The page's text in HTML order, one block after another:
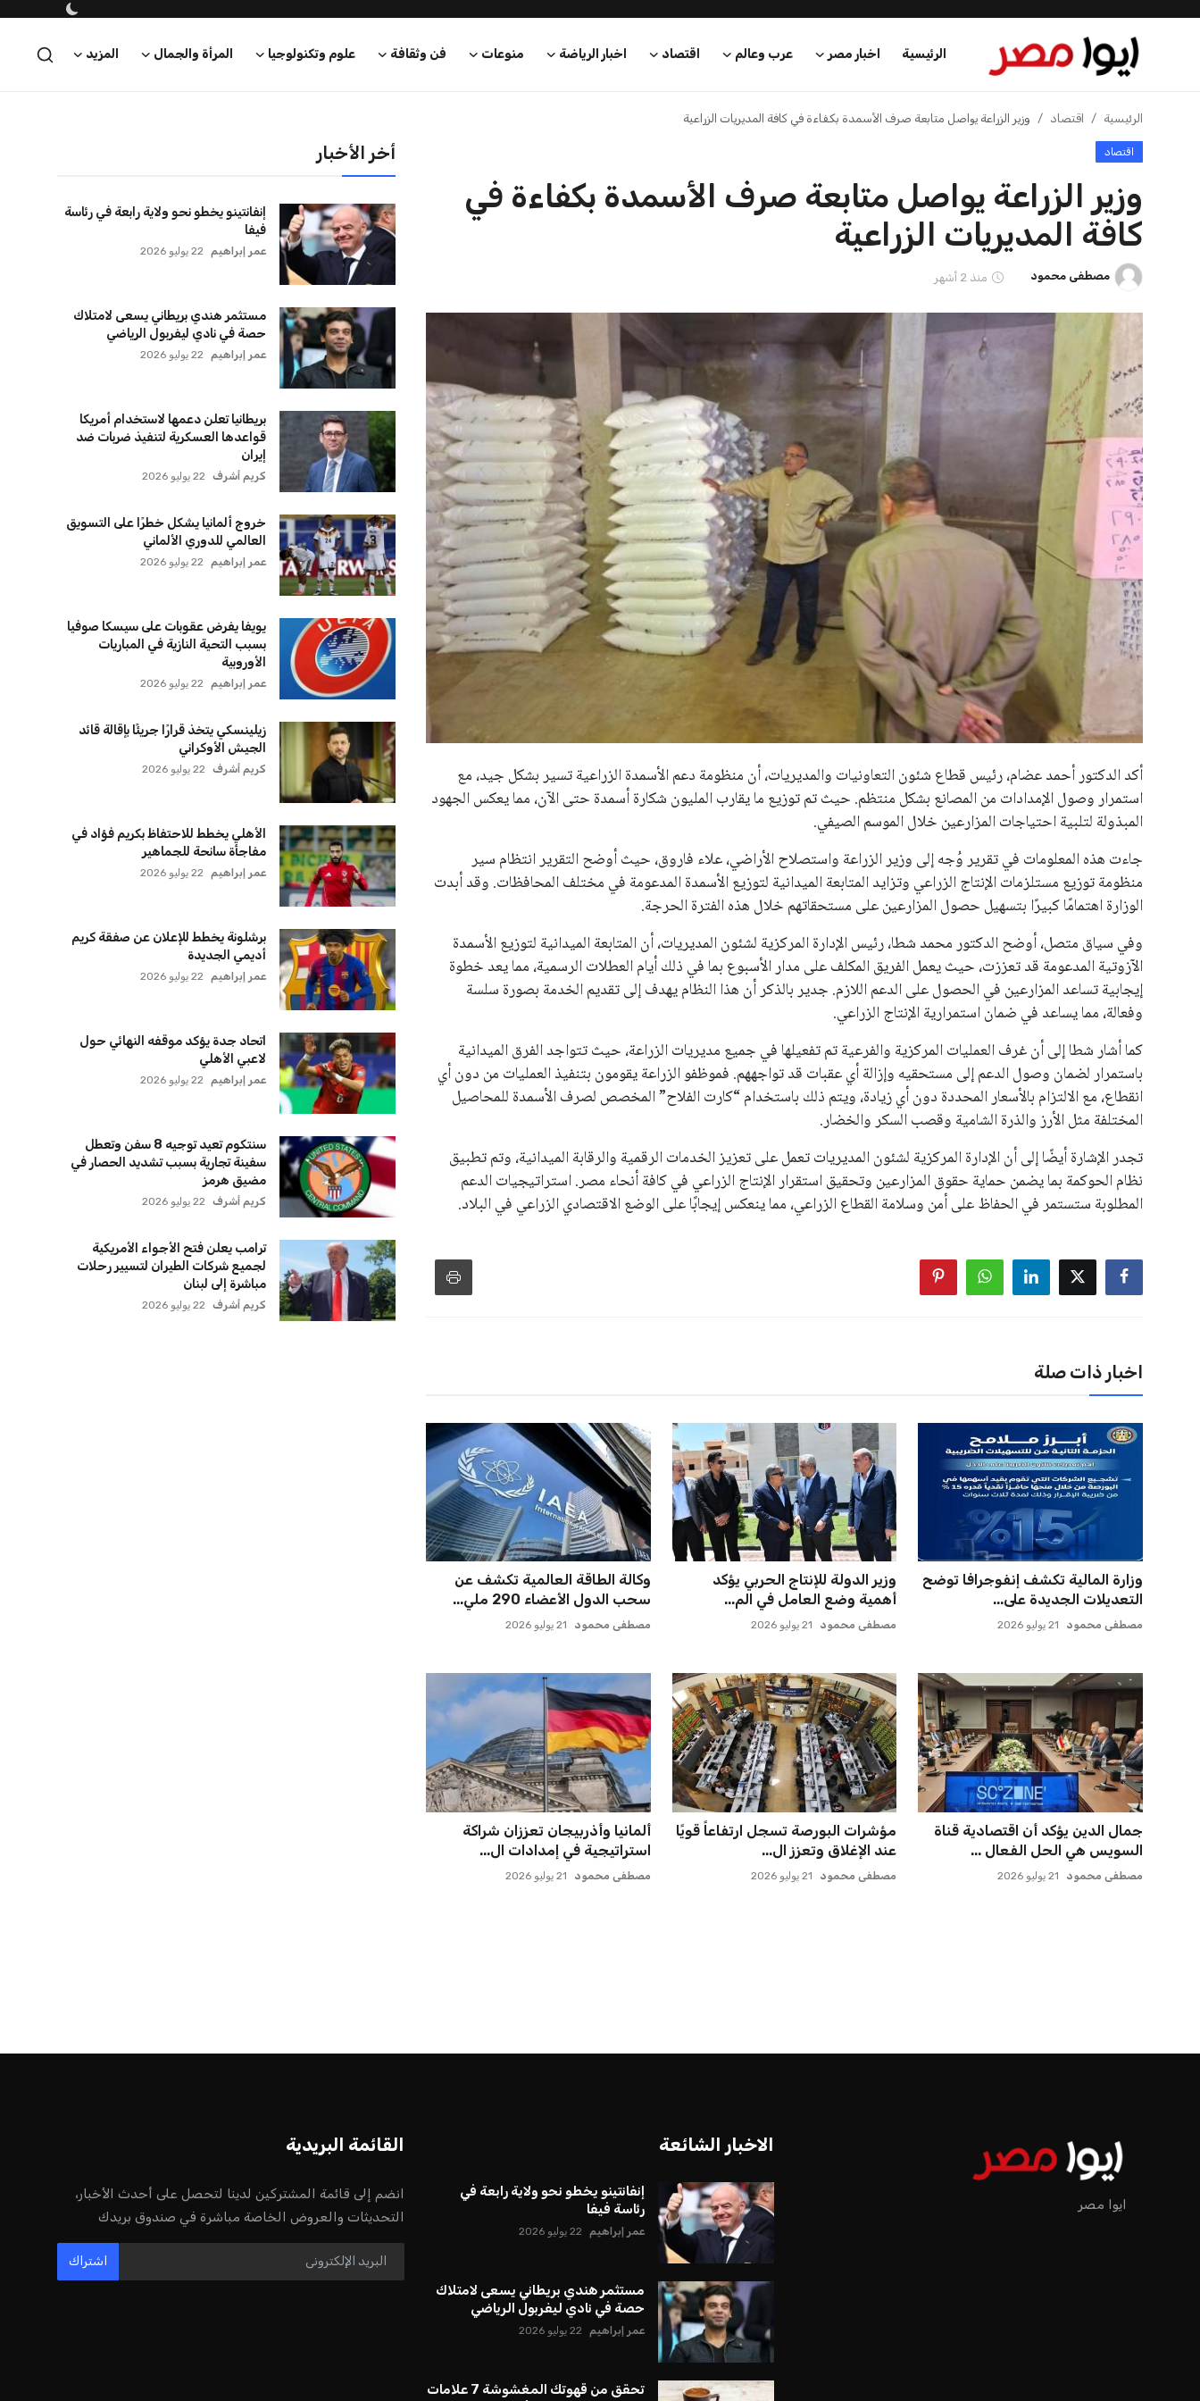
الرئيسية اخبار مصر عرب وعالم اقتصاد اخبار الرياضة منوعات فن وثقافة علوم وتكنولوجيا المرأة والجمال المزيد
الرئيسية
اخبار مصر
عرب وعالم
اخبار الرياضة
فن وثقافة
علوم وتكنولوجيا
المرأة والجمال
محافظات
الرئيسية اقتصاد وزير الزراعة يواصل متابعة صرف الأسمدة بكفاءة في كافة المديريات الزراعية
اقتصاد
وزير الزراعة يواصل متابعة صرف الأسمدة بكفاءة في
كافة المديريات الزراعية
مصطفى محمود منذ 2 أشهر
أكد الدكتور أحمد عضام، رئيس قطاع شئون التعاونيات والمديريات، أن منظومة دعم الأسمدة الزراعية تسير بشكل جيد، مع
استمرار وصول الإمدادات من المصانع بشكل منتظم. حيث تم توزيع ما يقارب المليون شكارة أسمدة حتى الآن، مما يعكس الجهود
المبذولة لتلبية احتياجات المزارعين خلال الموسم الصيفي.
جاءت هذه المعلومات في تقرير وُجه إلى وزير الزراعة واستصلاح الأراضي، علاء فاروق، حيث أوضح التقرير انتظام سير
منظومة توزيع مستلزمات الإنتاج الزراعي وتزايد المتابعة الميدانية لتوزيع الأسمدة المدعومة في مختلف المحافظات. وقد أبدت
الوزارة اهتمامًا كبيرًا بتسهيل حصول المزارعين على مستحقاتهم خلال هذه الفترة الحرجة.
وفي سياق متصل، أوضح الدكتور محمد شطا، رئيس الإدارة المركزية لشئون المديريات، أن المتابعة الميدانية لتوزيع الأسمدة
الآزوتية المدعومة قد تعززت، حيث يعمل الفريق المكلف على مدار الأسبوع بما في ذلك أيام العطلات الرسمية، مما يعد خطوة
إيجابية تساعد المزارعين في الحصول على الدعم اللازم. جدير بالذكر أن هذا النظام يهدف إلى تقديم الخدمة بصورة سلسة
وفعالة، مما يساعد في ضمان استمرارية الإنتاج الزراعي.
كما أشار شطا إلى أن غرف العمليات المركزية والفرعية تم تفعيلها في جميع مديريات الزراعة، حيث تتواجد الفرق الميدانية
باستمرار لضمان وصول الدعم إلى مستحقيه وإزالة أي عقبات قد تواجههم. فموظفو الزراعة يقومون بتنفيذ العمليات من دون أي
انقطاع، مع الالتزام بالأسعار المحددة دون أي زيادة، ويتم ذلك باستخدام “كارت الفلاح” المخصص لصرف الأسمدة للمحاصيل
المختلفة مثل الأرز والذرة الشامية وقصب السكر والخضار.
تجدر الإشارة أيضًا إلى أن الإدارة المركزية لشئون المديريات تعمل على تعزيز الخدمات الرقمية والرقابة الميدانية، وتم تطبيق
نظام الحوكمة بما يضمن حماية حقوق المزارعين وتحقيق استقرار الإنتاج الزراعي في كافة أنحاء مصر. استراتيجيات الدعم
المطلوبة ستستمر في الحفاظ على أمن وسلامة القطاع الزراعي، مما ينعكس إيجابًا على الوضع الاقتصادي الزراعي في البلاد.
اخبار ذات صلة
وزارة المالية تكشف إنفوجرافا توضح
التعديلات الجديدة على...
مصطفى محمود 21 يوليو 2026
وزير الدولة للإنتاج الحربي يؤكد
أهمية وضع العامل في الم...
مصطفى محمود 21 يوليو 2026
وكالة الطاقة العالمية تكشف عن
سحب الدول الأعضاء 290 ملي...
مصطفى محمود 21 يوليو 2026
جمال الدين يؤكد أن اقتصادية قناة
السويس هي الحل الفعال ...
مصطفى محمود 21 يوليو 2026
مؤشرات البورصة تسجل ارتفاعاً قويًا
عند الإغلاق وتعزز ال...
مصطفى محمود 21 يوليو 2026
ألمانيا وأذربيجان تعززان شراكة
استراتيجية في إمدادات ال...
مصطفى محمود 21 يوليو 2026
أخر الأخبار
إنفانتينو يخطو نحو ولاية رابعة في رئاسة
فيفا
عمر إبراهيم 22 يوليو 2026
مستثمر هندي بريطاني يسعى لامتلاك
حصة في نادي ليفربول الرياضي
عمر إبراهيم 22 يوليو 2026
بريطانيا تعلن دعمها لاستخدام أمريكا
قواعدها العسكرية لتنفيذ ضربات ضد
إيران
كريم أشرف 22 يوليو 2026
خروج ألمانيا يشكل خطرًا على التسويق
العالمي للدوري الألماني
عمر إبراهيم 22 يوليو 2026
يويفا يفرض عقوبات على سيسكا صوفيا
بسبب التحية النازية في المباريات
الأوروبية
عمر إبراهيم 22 يوليو 2026
زيلينسكي يتخذ قرارًا جريئًا بإقالة قائد
الجيش الأوكراني
كريم أشرف 22 يوليو 2026
الأهلي يخطط للاحتفاظ بكريم فؤاد في
مفاجأة سانحة للجماهير
عمر إبراهيم 22 يوليو 2026
برشلونة يخطط للإعلان عن صفقة كريم
أديمي الجديدة
عمر إبراهيم 22 يوليو 2026
اتحاد جدة يؤكد موقفه النهائي حول
لاعبي الأهلي
عمر إبراهيم 22 يوليو 2026
سنتكوم تعيد توجيه 8 سفن وتعطل
سفينة تجارية بسبب تشديد الحصار في
مضيق هرمز
كريم أشرف 22 يوليو 2026
ترامب يعلن فتح الأجواء الأمريكية
لجميع شركات الطيران لتسيير رحلات
مباشرة إلى لبنان
كريم أشرف 22 يوليو 2026
ايوا مصر
الاخبار الشائعة
إنفانتينو يخطو نحو ولاية رابعة في
رئاسة فيفا
عمر إبراهيم 22 يوليو 2026
مستثمر هندي بريطاني يسعى لامتلاك
حصة في نادي ليفربول الرياضي
عمر إبراهيم 22 يوليو 2026
تحقق من قهوتك المغشوشة 7 علامات
القائمة البريدية
انضم إلى قائمة المشتركين لدينا لتحصل على أحدث الأخبار،
التحديثات والعروض الخاصة مباشرة في صندوق بريدك
اشتراك